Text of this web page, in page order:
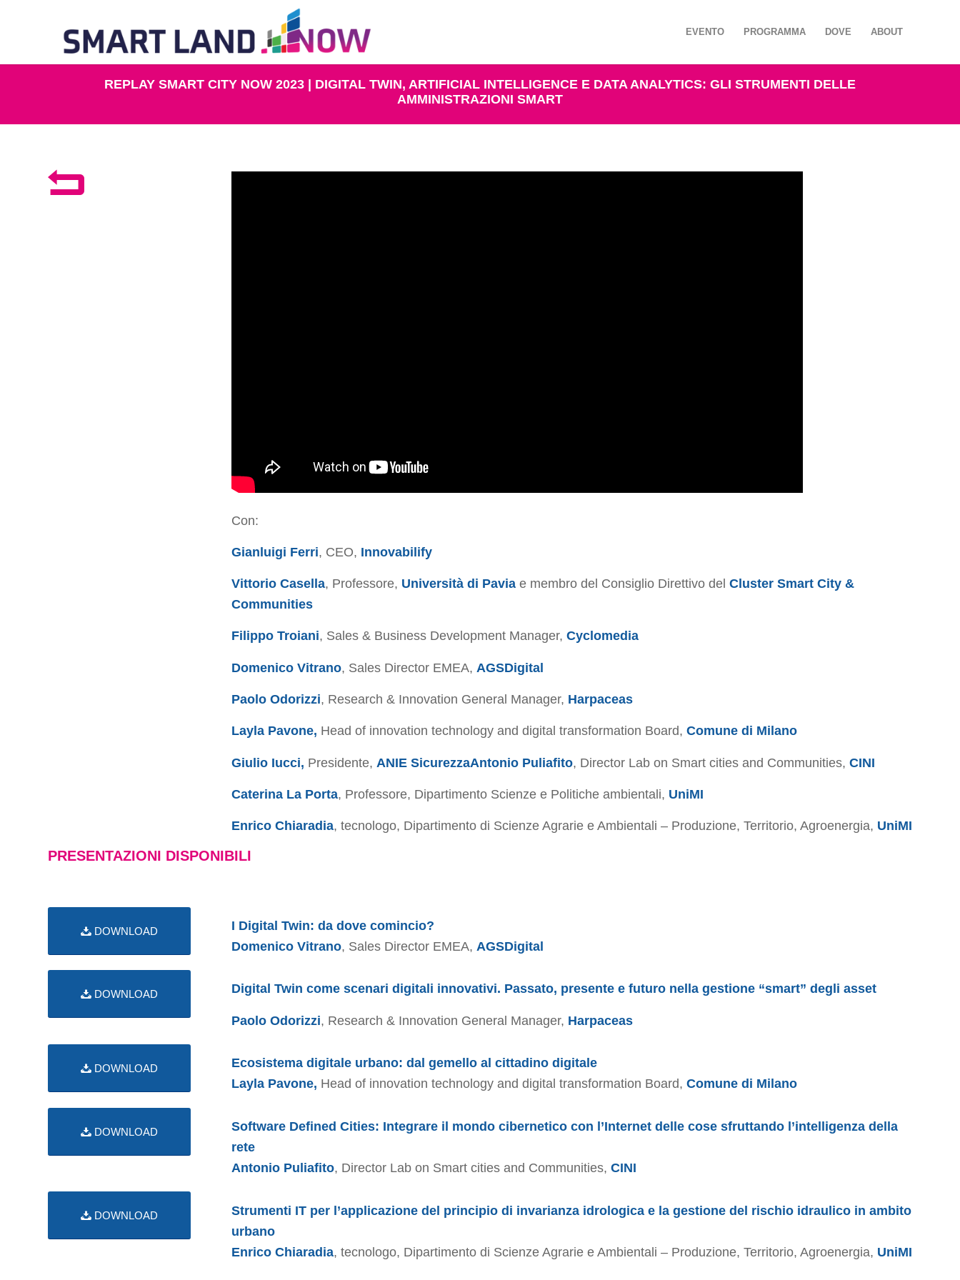
EVENTO PROGRAMMA DOVE ABOUT
REPLAY SMART CITY NOW 2023 | DIGITAL TWIN, ARTIFICIAL INTELLIGENCE E DATA ANALYTICS: GLI STRUMENTI DELLE
AMMINISTRAZIONI SMART
Con:
Gianluigi Ferri, CEO, Innovabilify
Vittorio Casella, Professore, Università di Paviae membro del Consiglio Direttivo del Cluster Smart City &
Communities
Filippo Troiani, Sales & Business Development Manager, Cyclomedia
Domenico Vitrano, Sales Director EMEA, AGSDigital
Paolo Odorizzi, Research & Innovation General Manager, Harpaceas
Layla Pavone, Head of innovation technology and digital transformation Board, Comune di Milano
Giulio Iucci, Presidente, ANIE SicurezzaAntonio Puliafito, Director Lab on Smart cities and Communities, CINI
Caterina La Porta, Professore, Dipartimento Scienze e Politiche ambientali, UniMI
Enrico Chiaradia, tecnologo, Dipartimento di Scienze Agrarie e Ambientali – Produzione, Territorio, Agroenergia, UniMI
PRESENTAZIONI DISPONIBILI
DOWNLOAD
I Digital Twin: da dove comincio?
Domenico Vitrano, Sales Director EMEA, AGSDigital
DOWNLOAD Digital Twin come scenari digitali innovativi. Passato, presente e futuro nella gestione “smart” degli asset
Paolo Odorizzi, Research & Innovation General Manager, Harpaceas
DOWNLOAD
Ecosistema digitale urbano: dal gemello al cittadino digitale
Layla Pavone, Head of innovation technology and digital transformation Board, Comune di Milano
DOWNLOAD
Software Defined Cities: Integrare il mondo cibernetico con l’Internet delle cose sfruttando l’intelligenza della
rete
Antonio Puliafito, Director Lab on Smart cities and Communities, CINI
DOWNLOAD
Strumenti IT per l’applicazione del principio di invarianza idrologica e la gestione del rischio idraulico in ambito
urbano
Enrico Chiaradia, tecnologo, Dipartimento di Scienze Agrarie e Ambientali – Produzione, Territorio, Agroenergia, UniMI